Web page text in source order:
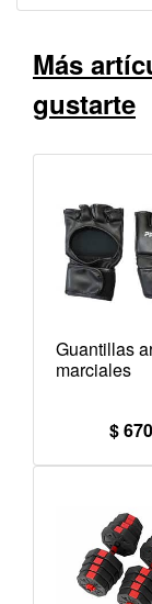
Más
gustarte
Guantillas
marciales
$ 670